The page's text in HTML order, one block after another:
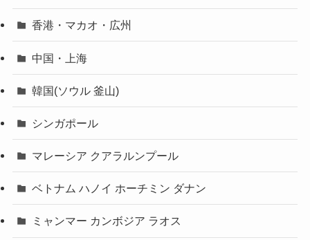
香港・マカオ・広州
中国・上海
韓国(ソウル 釜山)
シンガポール
マレーシア クアラルンプール
ベトナム ハノイ ホーチミン ダナン
ミャンマー カンボジア ラオス